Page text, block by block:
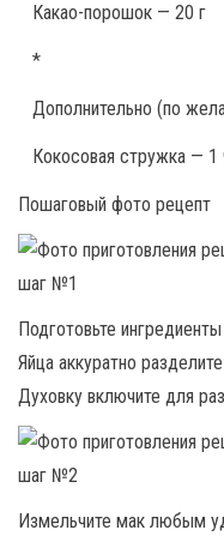
Какао-порошок — 20 г
*
Дополнительно (по
Кокосовая стружка — 1
Пошаговый фото рецепт
Подготовьте
Яйца аккуратно
Духовку включите для
Измельчите мак любым